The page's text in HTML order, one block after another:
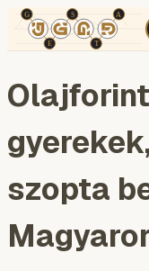
szopta